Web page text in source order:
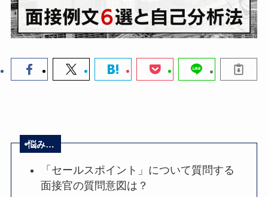
悩み…
「セールスポイント」について質問する
面接官の質問意図は？